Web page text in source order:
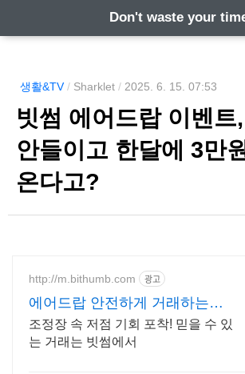
Don't waste your
생활&TV / Sharklet / 2025. 6. 15. 07:53
빗썸 에어드랍 이벤트
안들이고 한달에 3만
온다고?
http://m.bithumb.com 광고
에어드랍 안전하게 거래하는법
신규 가입 시 5만원 혜택
조정장 속 저점 기회 포착! 믿을 수 있
는 거래는 빗썸에서